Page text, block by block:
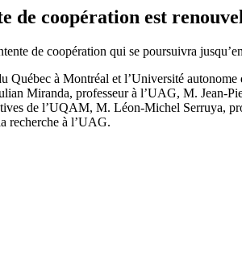
de coopération est
de coopération qui se poursuivra
Québec à Montréal et l’Université
Miranda, professeur à l’UAG, M. Jean-
de l’UQAM, M. Léon-Michel Serruya,
recherche à l’UAG.